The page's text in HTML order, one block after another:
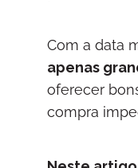
Com a data
apenas
oferecer
compra